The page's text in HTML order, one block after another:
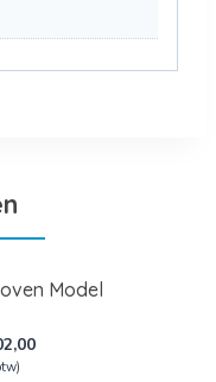
Model
Huidige